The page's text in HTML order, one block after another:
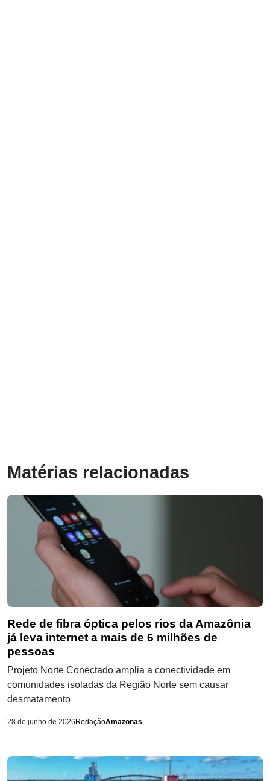
Matérias relacionadas
Rede de fibra óptica pelos rios da Amazônia
já leva internet a mais de 6 milhões de
pessoas
Projeto Norte Conectado amplia a conectividade em
comunidades isoladas da Região Norte sem causar
desmatamento
28 de junho de 2026 RedaçãoAmazonas